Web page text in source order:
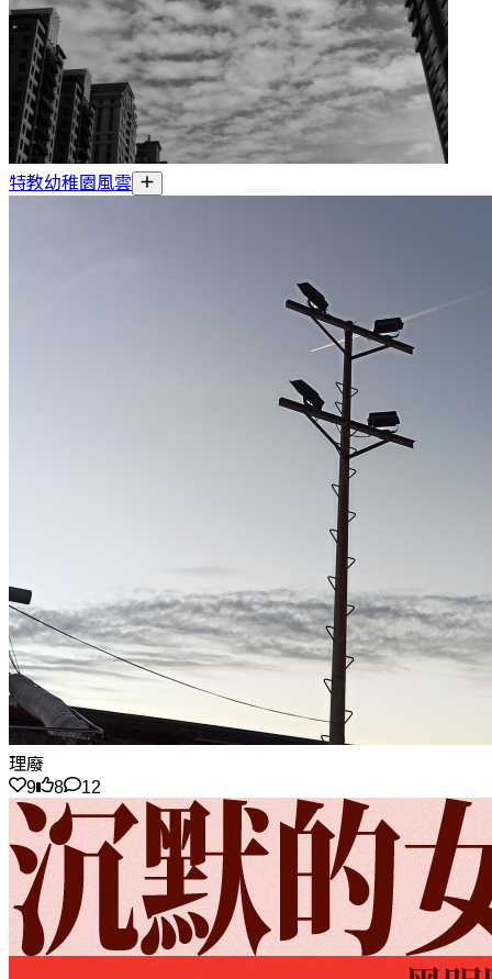
特教幼稚園風雲
理廢
9
8 12